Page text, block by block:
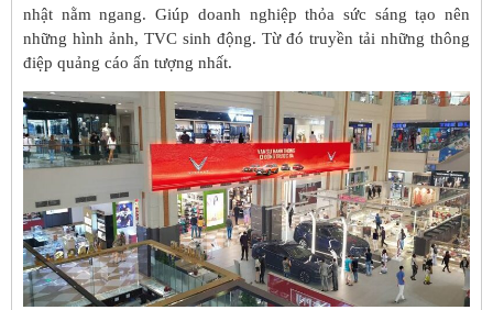
nhật nằm ngang. Giúp doanh nghiệp thỏa sức sáng tạo nên
những hình ảnh, TVC sinh động. Từ đó truyền tải những thông
điệp quảng cáo ấn tượng nhất.